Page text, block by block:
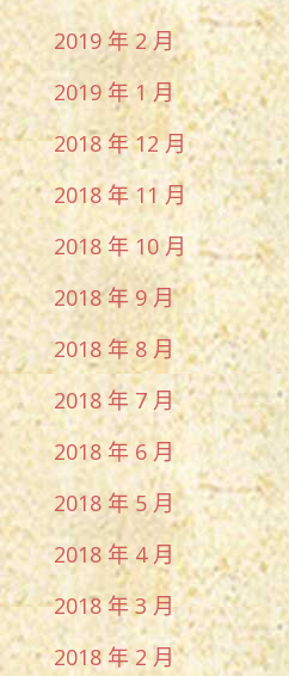
2019 年 2 月
2019 年 1 月
2018 年 12 月
2018 年 11 月
2018 年 10 月
2018 年 9 月
2018 年 8 月
2018 年 7 月
2018 年 6 月
2018 年 5 月
2018 年 4 月
2018 年 3 月
2018 年 2 月